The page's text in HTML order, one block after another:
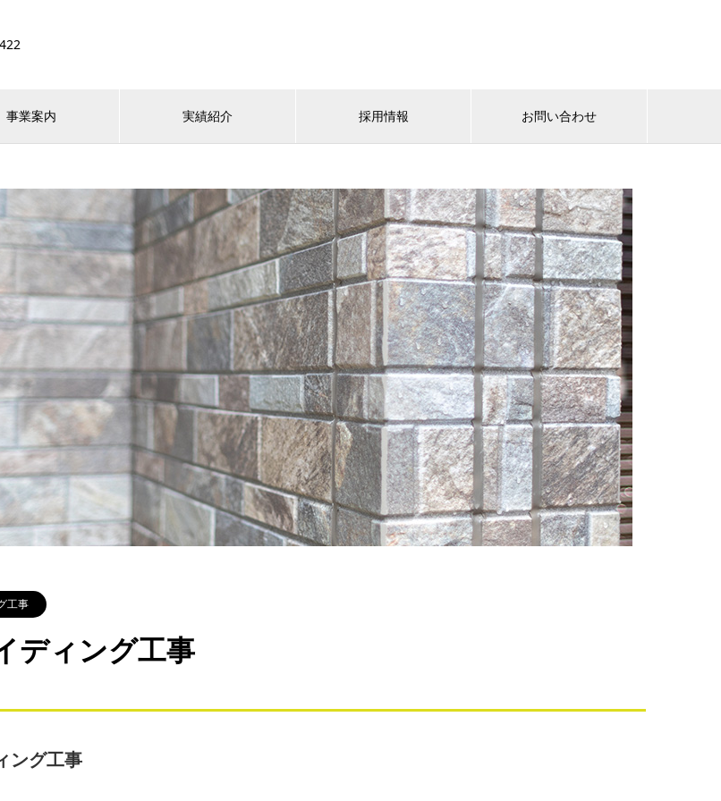
事業案内 実績紹介 採用情報 お問い合わせ
工事
ディング工事
ング工事